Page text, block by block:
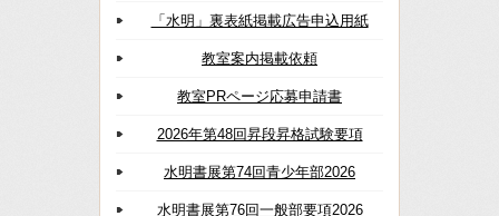
「水明」裏表紙掲載広告申込用紙
教室案内掲載依頼
教室PRページ応募申請書
2026年第48回昇段昇格試験要項
水明書展第74回青少年部2026
水明書展第76回一般部要項2026